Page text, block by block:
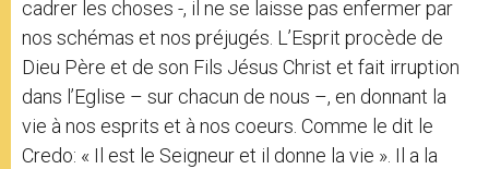
cadrer les choses -, il ne se laisse pas enfermer par
nos schémas et nos préjugés. L’Esprit procède de
Dieu Père et de son Fils Jésus Christ et fait irruption
dans l’Eglise – sur chacun de nous –, en donnant la
vie à nos esprits et à nos coeurs. Comme le dit le
Credo: « Il est le Seigneur et il donne la vie ». Il a la